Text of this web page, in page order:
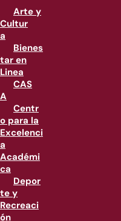
Arte y
Cultur
a
Bienes
tar en
Linea
CAS
A
Centr
o para la
Excelenci
a
Académi
ca
Depor
te y
Recreaci
ón